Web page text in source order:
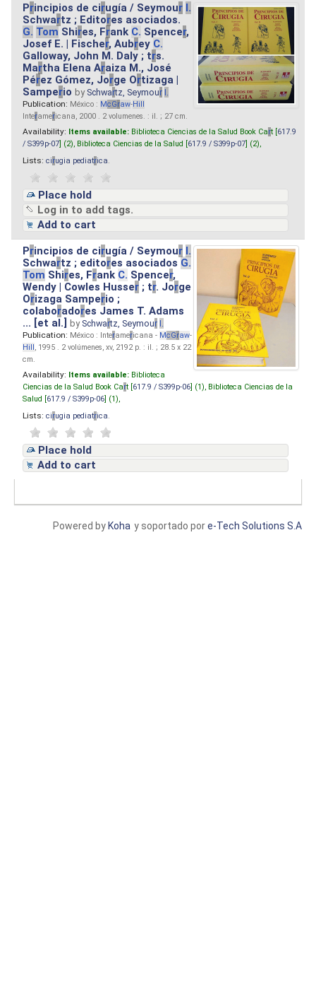
Principios de cirugía / Seymour I.
Schwartz ; Editores asociados.
G. Tom Shires, Frank C. Spencer,
Josef E. | Fischer, Aubrey C.
Galloway, John M. Daly ; trs.
Martha Elena Araiza M., José
Pérez Gómez, Jorge Ortizaga |
Samperio by Schwartz, Seymour I.
Publication: México : McGraw-Hill
Interamericana, 2000 . 2 volumenes. : il. ; 27 cm.
Availability: Items available: Biblioteca Ciencias de la Salud Book Cart [ 617.9
/ S399p-07 ] (2), Biblioteca Ciencias de la Salud [ 617.9 / S399p-07 ] (2),
Lists: cirugia pediatrica
Place hold
Log in to add tags.
Add to cart
Principios de cirugía / Seymour I.
Schwartz ; editores asociados G.
Tom Shires, Frank C. Spencer,
Wendy | Cowles Husser ; tr. Jorge
Orizaga Samperio ;
colaboradores James T. Adams
... [et al.]by Schwartz, Seymour I.
Publication: México : Interamericana - McGraw-
Hill, 1995 . 2 volúmenes, xv, 2192 p. : il. ; 28.5 x 22
cm.
Availability: Items available: Biblioteca
Ciencias de la Salud Book Cart [ 617.9 / S399p-06 ] (1), Biblioteca Ciencias de la
Salud [ 617.9 / S399p-06 ] (1),
Lists: cirugia pediatrica
Place hold
Add to cart
y soportado pore-Tech Solutions S.A
Powered by Koha